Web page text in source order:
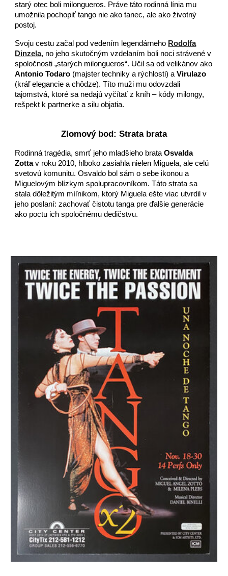
starý otec boli milongueros. Práve táto rodinná línia mu
umožnila pochopiť tango nie ako tanec, ale ako životný
postoj.
Svoju cestu začal pod vedením legendárneho Rodolfa
Dinzela, no jeho skutočným vzdelaním boli noci strávené v
spoločnosti „starých milongueros“. Učil sa od velikánov ako
Antonio Todaro (majster techniky a rýchlosti) aVirulazo
(kráľ elegancie a chôdze). Títo muži mu odovzdali
tajomstvá, ktoré sa nedajú vyčítať z kníh – kódy milongy,
rešpekt k partnerke a silu objatia.
Zlomový bod: Strata brata
Rodinná tragédia, smrť jeho mladšieho brataOsvalda
Zottav roku 2010, hlboko zasiahla nielen Miguela, ale celú
svetovú komunitu. Osvaldo bol sám o sebe ikonou a
Miguelovým blízkym spolupracovníkom. Táto strata sa
stala dôležitým míľnikom, ktorý Miguela ešte viac utvrdil v
jeho poslaní: zachovať čistotu tanga pre ďalšie generácie
ako poctu ich spoločnému dedičstvu.